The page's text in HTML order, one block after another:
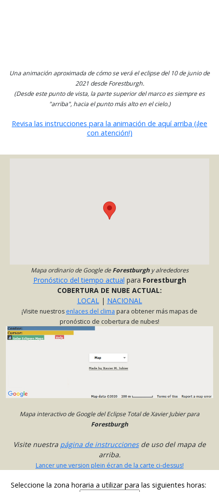
Una animación aproximada de cómo se verá el eclipse del 10 de junio de
2021 desde Forestburgh.
(Desde este punto de vista, la parte superior del marco es siempre es
"arriba", hacia el punto más alto en el cielo.)
Revisa las instrucciones para la animación de aquí arriba (¡lee
con atención!)
Mapa ordinario de Google deForestburghy alrededores
Pronóstico del tiempo actual para Forestburgh
COBERTURA DE NUBE ACTUAL:
LOCAL| NACIONAL
¡Visite nuestros enlaces del clima para obtener más mapas de
pronóstico de cobertura de nubes!
Mapa interactivo de Google del Eclipse Total de Xavier Jubier para
Forestburgh
Visite nuestra página de instruccionesde uso del mapa de
arriba.
Lancer une version plein écran de la carte ci-dessus!
Seleccione la zona horaria a utilizar para las siguientes horas: